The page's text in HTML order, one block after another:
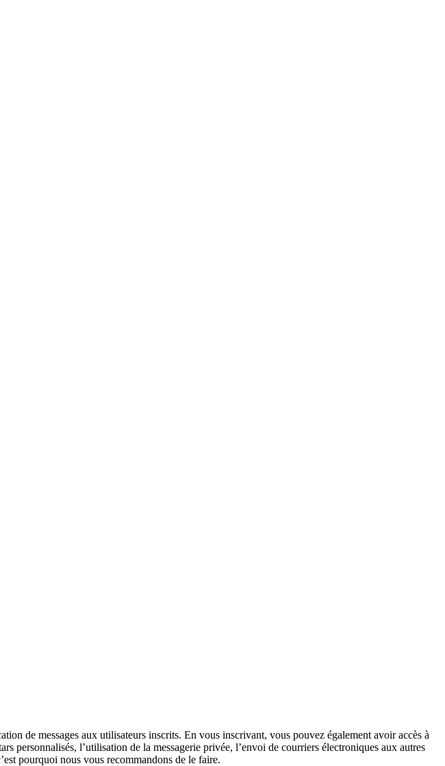
de messages aux utilisateurs inscrits. En vous inscrivant, vous pouvez également avoir accès à
personnalisés, l’utilisation de la messagerie privée, l’envoi de courriers électroniques aux autres
pourquoi nous vous recommandons de le faire.